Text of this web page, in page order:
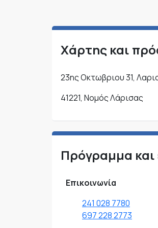
Χάρτης και
23ης Οκτωβριου 31,
41221, Νομός Λάρισας
Πρόγραμμα και
Επικοινωνία
241 028 7780
697 228 2773